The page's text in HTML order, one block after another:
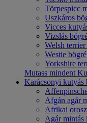
Törpespicc
Uszkáros
Vicces
Vizslás
Welsh
Westie
Yorkshire
Mutass mindent
Karácsonyi kutyás
Afgán agár
Afrikai
Agár mintás